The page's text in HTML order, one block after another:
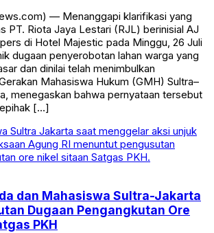
— Menanggapi klarifikasi yang
PT. Riota Jaya Lestari (RJL) berinisial AJ
di Hotel Majestic pada Minggu, 26 Juli
dugaan penyerobotan lahan warga yang
dan dinilai telah menimbulkan
Mahasiswa Hukum (GMH) Sultra–
menegaskan bahwa pernyataan tersebut
[…]
dan Mahasiswa Sultra-Jakarta
Dugaan Pengangkutan Ore
PKH